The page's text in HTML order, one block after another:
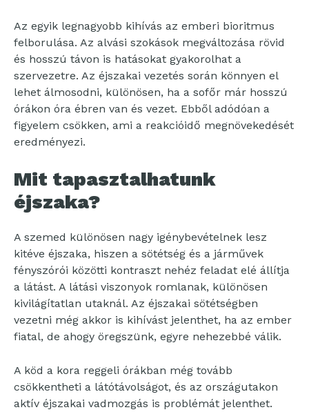
Az egyik legnagyobb kihívás az emberi bioritmus
felborulása. Az alvási szokások megváltozása rövid
és hosszú távon is hatásokat gyakorolhat a
szervezetre. Az éjszakai vezetés során könnyen el
lehet álmosodni, különösen, ha a sofőr már hosszú
órákon óra ébren van és vezet. Ebből adódóan a
figyelem csökken, ami a reakcióidő megnövekedését
eredményezi.
Mit tapasztalhatunk
éjszaka?
A szemed különösen nagy igénybevételnek lesz
kitéve éjszaka, hiszen a sötétség és a járművek
fényszórói közötti kontraszt nehéz feladat elé állítja
a látást. A látási viszonyok romlanak, különösen
kivilágítatlan utaknál. Az éjszakai sötétségben
vezetni még akkor is kihívást jelenthet, ha az ember
fiatal, de ahogy öregszünk, egyre nehezebbé válik.
A köd a kora reggeli órákban még tovább
csökkentheti a látótávolságot, és az országutakon
aktív éjszakai vadmozgás is problémát jelenthet.